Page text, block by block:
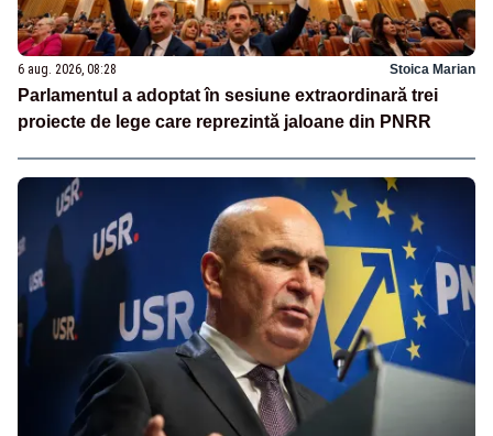
6 aug. 2026, 08:28 Stoica Marian
Parlamentul a adoptat în sesiune extraordinară trei
proiecte de lege care reprezintă jaloane din PNRR